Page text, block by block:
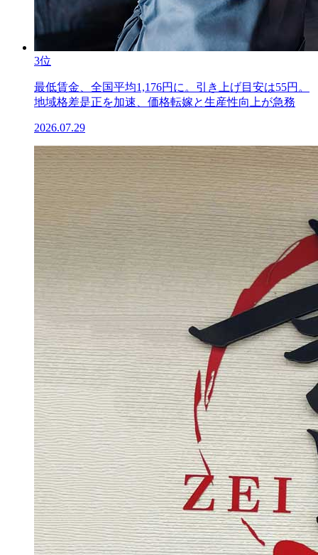
3位
最低賃金、全国平均1,176円に。引き上げ目安は55円。
地域格差是正を加速、価格転嫁と生産性向上が急務
2026.07.29